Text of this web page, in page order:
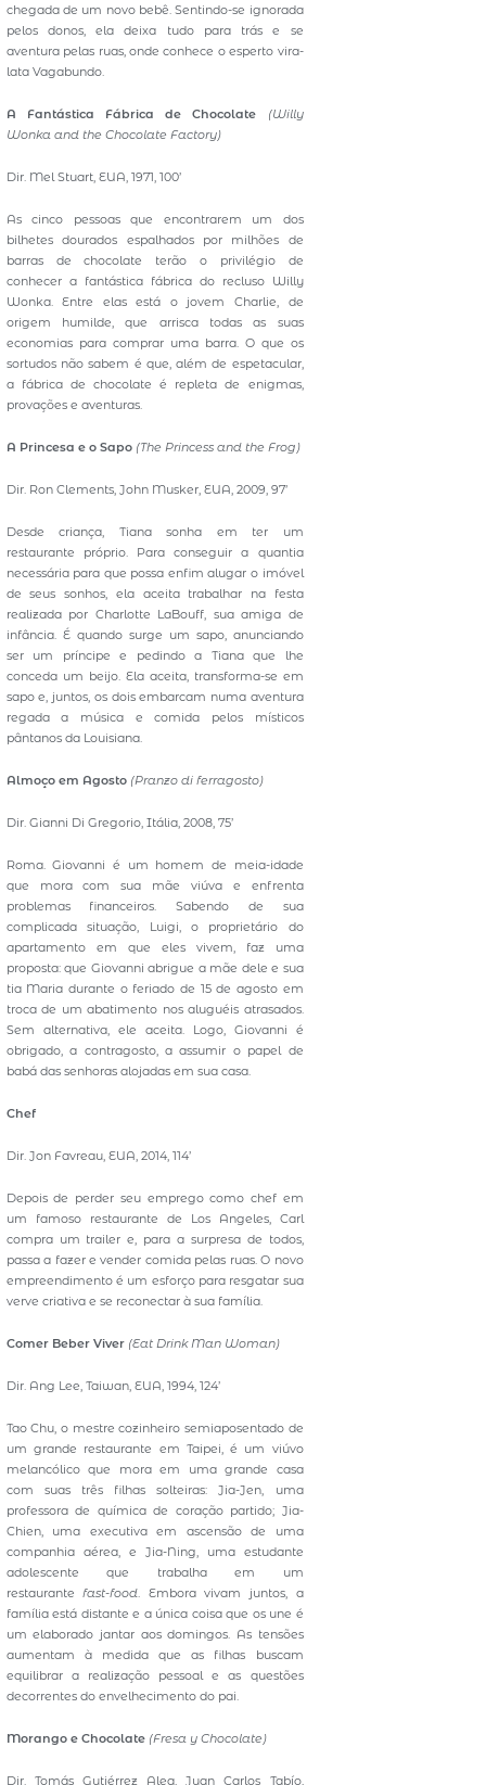
chegada de um novo bebê. Sentindo-se ignorada
pelos donos, ela deixa tudo para trás e se
aventura pelas ruas, onde conhece o esperto vira-
lata Vagabundo.
A Fantástica Fábrica de Chocolate (Willy
Wonka and the Chocolate Factory)
Dir. Mel Stuart, EUA, 1971, 100’
As cinco pessoas que encontrarem um dos
bilhetes dourados espalhados por milhões de
barras de chocolate terão o privilégio de
conhecer a fantástica fábrica do recluso Willy
Wonka. Entre elas está o jovem Charlie, de
origem humilde, que arrisca todas as suas
economias para comprar uma barra. O que os
sortudos não sabem é que, além de espetacular,
a fábrica de chocolate é repleta de enigmas,
provações e aventuras.
A Princesa e o Sapo (The Princess and the Frog)
Dir. Ron Clements, John Musker, EUA, 2009, 97’
Desde criança, Tiana sonha em ter um
restaurante próprio. Para conseguir a quantia
necessária para que possa enfim alugar o imóvel
de seus sonhos, ela aceita trabalhar na festa
realizada por Charlotte LaBouff, sua amiga de
infância. É quando surge um sapo, anunciando
ser um príncipe e pedindo a Tiana que lhe
conceda um beijo. Ela aceita, transforma-se em
sapo e, juntos, os dois embarcam numa aventura
regada a música e comida pelos místicos
pântanos da Louisiana.
Almoço em Agosto (Pranzo di ferragosto)
Dir. Gianni Di Gregorio, Itália, 2008, 75’
Roma. Giovanni é um homem de meia-idade
que mora com sua mãe viúva e enfrenta
problemas financeiros. Sabendo de sua
complicada situação, Luigi, o proprietário do
apartamento em que eles vivem, faz uma
proposta: que Giovanni abrigue a mãe dele e sua
tia Maria durante o feriado de 15 de agosto em
troca de um abatimento nos aluguéis atrasados.
Sem alternativa, ele aceita. Logo, Giovanni é
obrigado, a contragosto, a assumir o papel de
babá das senhoras alojadas em sua casa.
Chef
Dir. Jon Favreau, EUA, 2014, 114’
Depois de perder seu emprego como chef em
um famoso restaurante de Los Angeles, Carl
compra um trailer e, para a surpresa de todos,
passa a fazer e vender comida pelas ruas. O novo
empreendimento é um esforço para resgatar sua
verve criativa e se reconectar à sua família.
Comer Beber Viver (Eat Drink Man Woman)
Dir. Ang Lee, Taiwan, EUA, 1994, 124’
Tao Chu, o mestre cozinheiro semiaposentado de
um grande restaurante em Taipei, é um viúvo
melancólico que mora em uma grande casa
com suas três filhas solteiras: Jia-Jen, uma
professora de química de coração partido; Jia-
Chien, uma executiva em ascensão de uma
companhia aérea, e Jia-Ning, uma estudante
adolescente que trabalha em um
restaurantefast-food. Embora vivam juntos, a
família está distante e a única coisa que os une é
um elaborado jantar aos domingos. As tensões
aumentam à medida que as filhas buscam
equilibrar a realização pessoal e as questões
decorrentes do envelhecimento do pai.
Morango e Chocolate (Fresa y Chocolate)
Dir. Tomás Gutiérrez Alea, Juan Carlos Tabío,